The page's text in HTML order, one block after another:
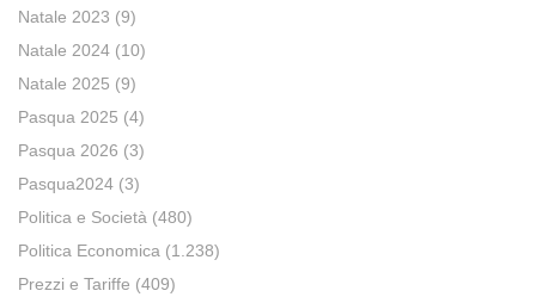
Natale 2023 (9)
Natale 2024 (10)
Natale 2025 (9)
Pasqua 2025 (4)
Pasqua 2026 (3)
Pasqua2024 (3)
Politica e Società (480)
Politica Economica (1.238)
Prezzi e Tariffe (409)